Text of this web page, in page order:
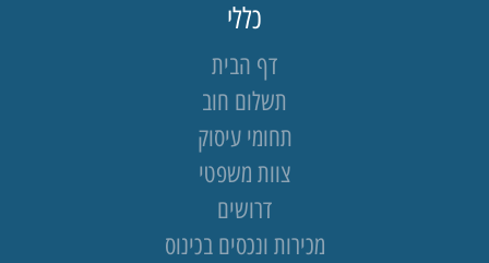
כללי
דף הבית
תשלום חוב
תחומי עיסוק
צוות משפטי
דרושים
מכירות ונכסים בכינוס